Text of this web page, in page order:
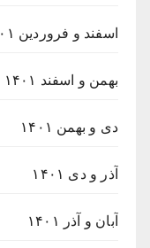
اسفند و فروردین ۱۴۰۱
بهمن و اسفند ۱۴۰۱
دی و بهمن ۱۴۰۱
آذر و دی ۱۴۰۱
آبان و آذر ۱۴۰۱